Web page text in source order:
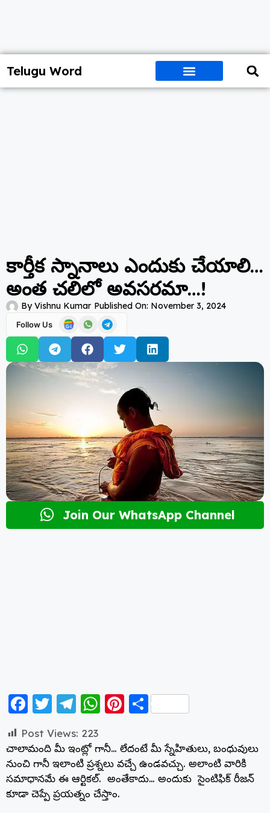
Telugu Word
కార్తీక స్నానాలు ఎందుకు చేయాలి…
అంత చలిలో అవసరమా…!
ByVishnu Kumar Published On: November 3, 2024
Follow Us
Join Our WhatsApp Channel
F
c
e
b
o
T
w
itt
er
T
e
g
ra
m
W
a
ts
A
p
Pi
er
e
st
S
a
re
Post Views: 223
చాలామంది మీ ఇంట్లో గానీ… లేదంటే మీ స్నేహితులు, బంధువులు
నుంచి గానీ ఇలాంటి ప్రశ్నలు వచ్చే ఉండవచ్చు. అలాంటి వారికి
సమాధానమే ఈ ఆర్టికల్. అంతేకాదు… అందుకు సైంటిఫిక్ రీజన్
కూడా చెప్పే ప్రయత్నం చేస్తాం.